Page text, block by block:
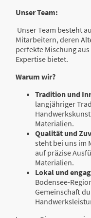
Unser Team:
Unser Team besteht
Mitarbeitern, deren
perfekte Mischung
Expertise bietet.
Warum wir?
Tradition und
langjähriger
Materialien.
Qualität und
steht bei uns im
auf präzise
Materialien.
Lokal und
Bodensee-
Gemeinschaft